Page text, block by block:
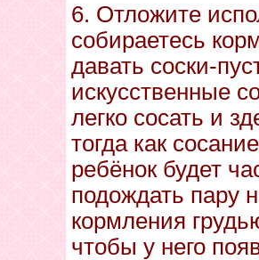
6. Отложите
собираетесь
давать соски-
искусственные
легко сосать и
тогда как
ребёнок будет
подождать пару
кормления
чтобы у него